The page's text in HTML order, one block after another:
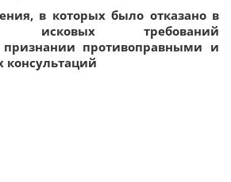
в которых было отказано в
исковых требований
противоправными и
консультаций